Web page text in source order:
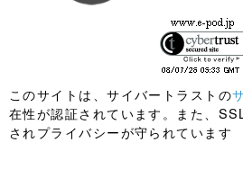
このサイトは、サイバートラストの
在性が認証されています。また、
されプライバシーが守られています